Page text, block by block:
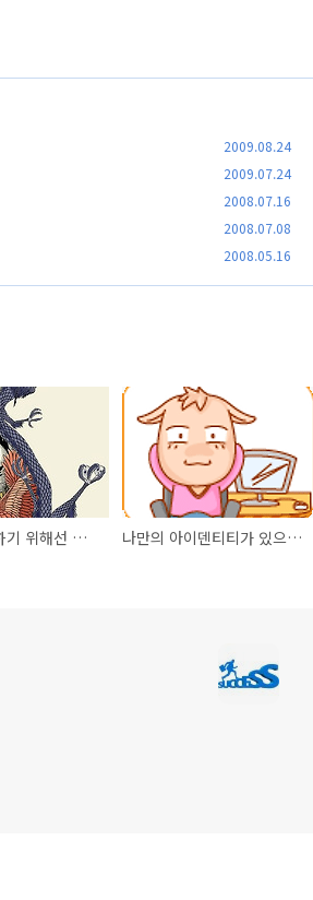
2009.08.24
2009.07.24
2008.07.16
2008.07.08
2008.05.16
목표를 달성하기 위해선 전략이 필요하다. 나만의 아이덴티티가 있으신가요?